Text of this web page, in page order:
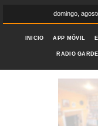
domingo,
INICIO APP MÓVIL
RADIO